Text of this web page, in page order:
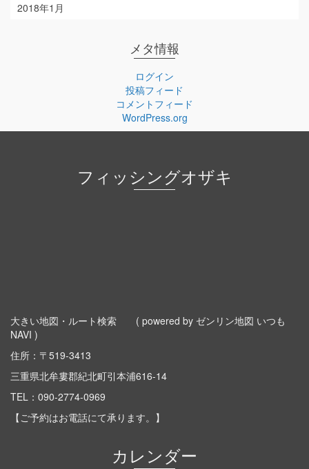
2018年1月
メタ情報
ログイン
投稿フィード
コメントフィード
WordPress.org
フィッシングオザキ
大きい地図・ルート検索
( powered by ゼンリン地図 いつも
NAVI )
住所：〒519-3413
三重県北牟婁郡紀北町引本浦616-14
TEL： 090-2774-0969
【ご予約はお電話にて承ります。】
カレンダー